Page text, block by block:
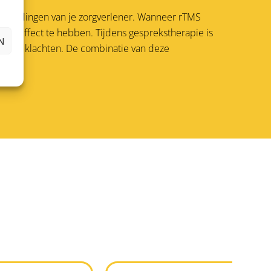
van je zorgverlener. Wanneer rTMS
effect te hebben. Tijdens gesprekstherapie is
van klachten. De combinatie van deze